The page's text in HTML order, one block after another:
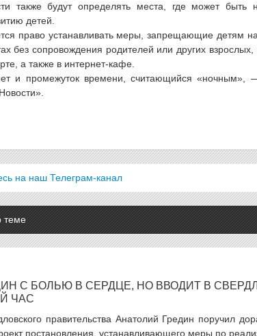
также будут определять места, где может быть
детей.
право устанавливать меры, запрещающие детям
без сопровождения родителей или других
а также в интернет-кафе.
и промежуток времени, считающийся
на наш Телеграм-канал
теме
С БОЛЬЮ В СЕРДЦЕ, НО ВВОДИТ В
ЧАС
правительства Анатолий Гредин поручил
постановления, устанавливающего меры по